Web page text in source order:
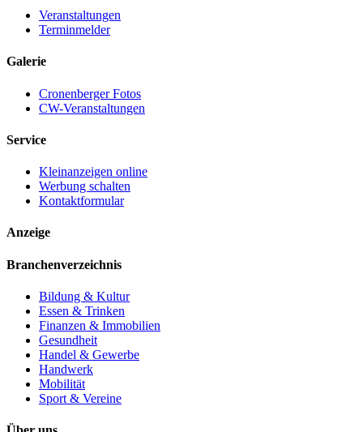
Veranstaltungen
Terminmelder
Galerie
Cronenberger Fotos
CW-Veranstaltungen
Service
Kleinanzeigen online
Werbung schalten
Kontaktformular
Anzeige
Branchenverzeichnis
Bildung & Kultur
Essen & Trinken
Finanzen & Immobilien
Gesundheit
Handel & Gewerbe
Handwerk
Mobilität
Sport & Vereine